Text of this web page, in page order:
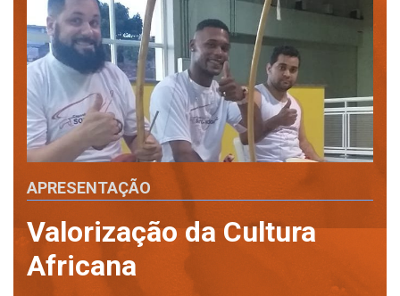
APRESENTAÇÃO
Valorização da Cultura
Africana